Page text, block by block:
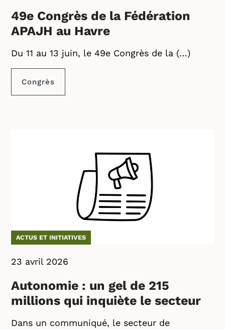
49e Congrès de la Fédération
APAJH au Havre
Du 11 au 13 juin, le 49e Congrès de la (…)
Congrès
ACTUS ET INITIATIVES
23 avril 2026
Autonomie : un gel de 215
millions qui inquiète le secteur
Dans un communiqué, le secteur de